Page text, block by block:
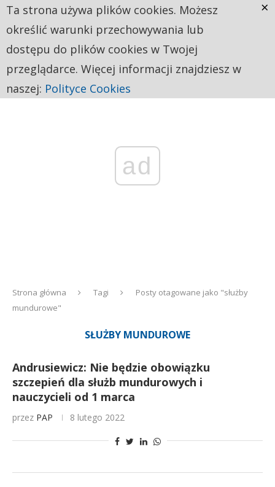
ad
Strona główna Tagi
Posty otagowane jako "służby
mundurowe"
SŁUŻBY MUNDUROWE
Andrusiewicz: Nie będzie obowiązku
szczepień dla służb mundurowych i
nauczycieli od 1 marca
przez PAP 8 lutego 2022
Ta strona używa plików cookies. Możesz
określić warunki przechowywania lub
dostępu do plików cookies w Twojej
przeglądarce. Więcej informacji znajdziesz w
naszej: Polityce Cookies
×